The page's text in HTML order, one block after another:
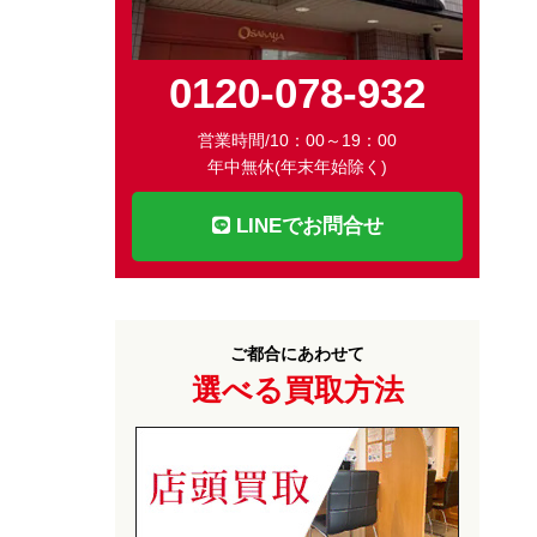
0120-078-932
営業時間/10：00～19：00
年中無休(年末年始除く)
LINEでお問合せ
ご都合にあわせて
選べる買取方法